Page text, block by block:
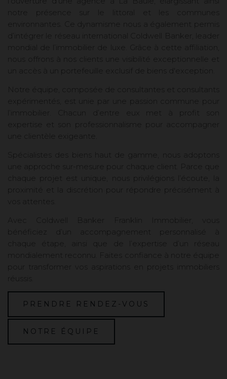
notre présence sur le littoral et les communes
environnantes. Ce dynamisme nous a également permis
d’intégrer le réseau international Coldwell Banker, leader
mondial de l’immobilier de luxe. Grâce à cette affiliation,
nous offrons à nos clients une visibilité exceptionnelle et
un accès à un portefeuille exclusif de biens d'exception.
Notre équipe, composée de consultantes et consultants
expérimentés, est unie par une passion commune pour
l’immobilier. Chacun d’entre eux met à profit son
expertise et son professionnalisme pour accompagner
une clientèle exigeante.
Spécialistes des biens haut de gamme, nous adoptons
une approche sur-mesure pour chaque client. Parce que
chaque projet est unique, nous privilégions l’écoute, la
proximité et la discrétion pour répondre précisément à
vos attentes.
Avec Coldwell Banker Franklin Immobilier, vous
bénéficiez d’un accompagnement personnalisé à
chaque étape, ainsi que de l’expertise d’un réseau
mondialement reconnu. Faites confiance à notre équipe
pour transformer vos aspirations en projets immobiliers
PRENDRE RENDEZ-VOUS
NOTRE ÉQUIPE